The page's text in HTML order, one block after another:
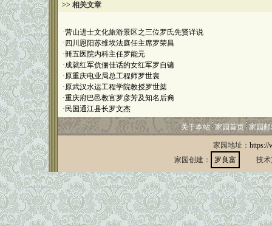
>> 相关文章
·营山进士文化旅游景区之三位罗氏先贤详说
· 四川恩阳苏维埃法庭任主席罗荣昌
·卌五医院内科主任罗能元
·成就红军伉俪佳话的女红军罗自镛
·原重庆电业局总工程师罗世襄
·原武汉水运工程学院教授罗世棻
·重庆府巴邑教官罗彦芳及知名后裔
· 民国通江县长罗文杰
关于本站 家园首页 家园
家园地址： https://
家园创建：
罗良富 技术